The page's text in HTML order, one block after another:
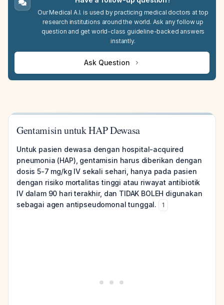
Our Medical A.I. is used by practicing medical doctors at top
research institutions around the world. Ask any follow up
question and get world-class guideline-backed answers
instantly.
Ask Question
Gentamisin untuk HAP Dewasa
Untuk pasien dewasa dengan hospital-acquired
pneumonia (HAP), gentamisin harus diberikan dengan
dosis 5-7 mg/kg IV sekali sehari, hanya pada pasien
dengan risiko mortalitas tinggi atau riwayat antibiotik
IV dalam 90 hari terakhir, dan TIDAK BOLEH digunakan
sebagai agen antipseudomonal tunggal.
1